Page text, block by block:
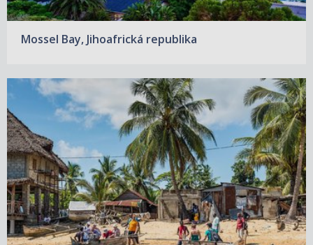
Mossel Bay, Jihoafrická republika